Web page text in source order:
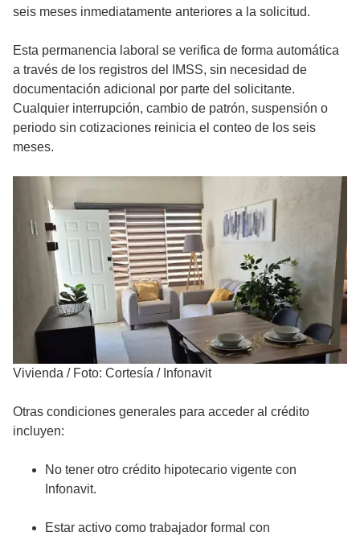
seis meses inmediatamente anteriores a la solicitud.
Esta permanencia laboral se verifica de forma automática
a través de los registros del IMSS, sin necesidad de
documentación adicional por parte del solicitante.
Cualquier interrupción, cambio de patrón, suspensión o
periodo sin cotizaciones reinicia el conteo de los seis
meses.
Vivienda / Foto: Cortesía / Infonavit
Otras condiciones generales para acceder al crédito
incluyen:
No tener otro crédito hipotecario vigente con
Infonavit.
Estar activo como trabajador formal con